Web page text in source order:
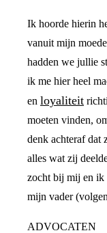
Ik hoorde hierin
vanuit mijn
hadden we jullie
ik me hier heel
en loyaliteit
moeten vinden,
denk achteraf dat
alles wat zij
zocht bij mij en ik
mijn vader
ADVOCATEN